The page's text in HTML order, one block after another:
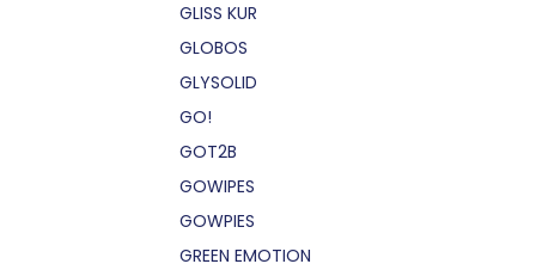
GLISS KUR
GLOBOS
GLYSOLID
GO!
GOT2B
GOWIPES
GOWPIES
GREEN EMOTION